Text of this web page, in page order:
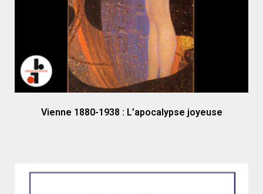
Vienne 1880-1938 : L’apocalypse joyeuse